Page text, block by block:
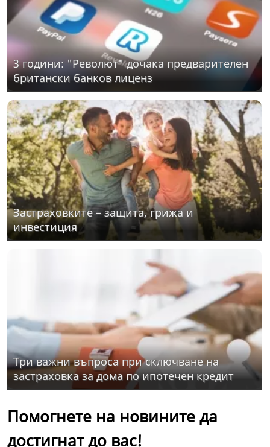
3 години: "Револют" дочака предварителен
британски банков лиценз
Застраховките – защита, грижа и
инвестиция
Три важни въпроса при сключване на
застраховка за дома по ипотечен кредит
Помогнете на новините да
достигнат до вас!